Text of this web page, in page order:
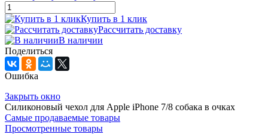
Купить в 1 клик
Рассчитать доставку
В наличии
Поделиться
Ошибка
Закрыть окно
Силиконовый чехол для Apple iPhone 7/8 собака в очках
Самые продаваемые товары
Просмотренные товары